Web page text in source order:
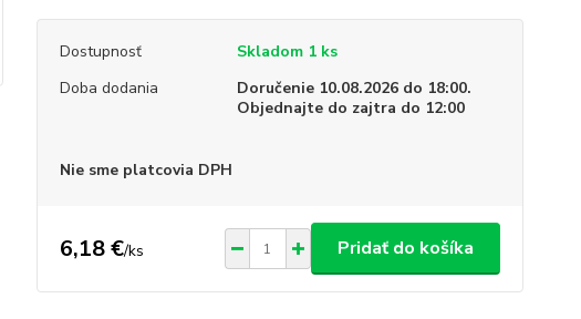
Dostupnosť
Skladom 1 ks
Doba dodania
Doručenie 10.08.2026 do 18:00.
Objednajte do zajtra do 12:00
Nie sme platcovia DPH
6,18 €/ks Pridať do košíka